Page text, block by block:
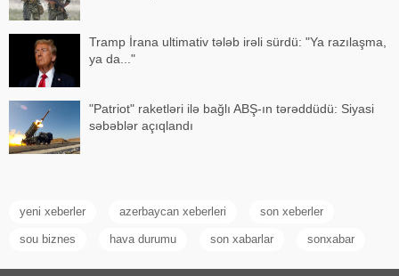
Tramp İrana ultimativ tələb irəli sürdü: "Ya razılaşma,
ya da..."
"Patriot" raketləri ilə bağlı ABŞ-ın tərəddüdü: Siyasi
səbəblər açıqlandı
yeni xeberler azerbaycan xeberleri son xeberler
sou biznes hava durumu son xabarlar sonxabar